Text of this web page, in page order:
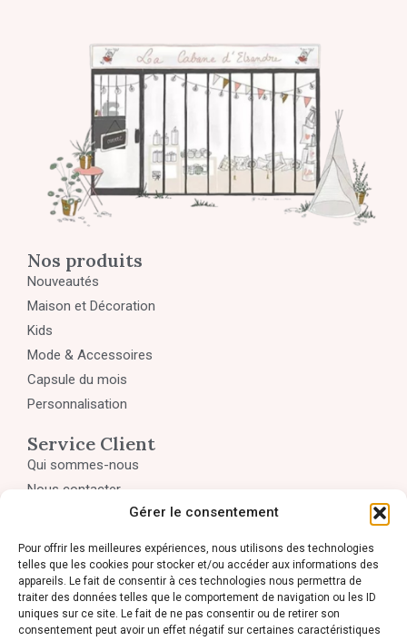
Gérer le consentement
Pour offrir les meilleures expériences, nous utilisons des technologies
telles que les cookies pour stocker et/ou accéder aux informations des
appareils. Le fait de consentir à ces technologies nous permettra de
traiter des données telles que le comportement de navigation ou les ID
uniques sur ce site. Le fait de ne pas consentir ou de retirer son
consentement peut avoir un effet négatif sur certaines caractéristiques
Nos produits
Nouveautés
Maison et Décoration
Kids
Mode & Accessoires
Capsule du mois
Personnalisation
Service Client
Qui sommes-nous
Nous contacter
Politique de confidentialité
CGV et retours
Contact